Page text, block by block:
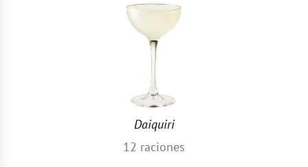
Daiquiri
12 raciones